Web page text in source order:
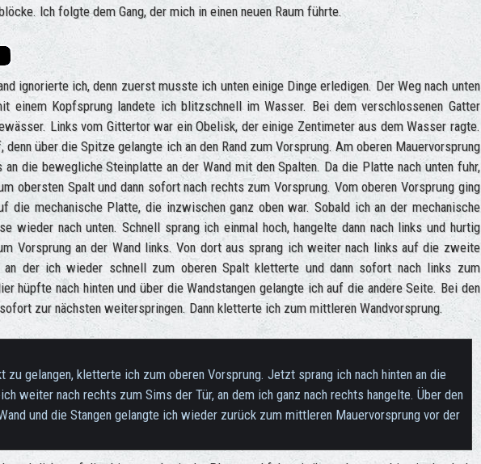
Ich folgte dem Gang, der mich in einen neuen Raum führte.
ignorierte ich, denn zuerst musste ich unten einige Dinge erledigen. Der Weg nach unten
einem Kopfsprung landete ich blitzschnell im Wasser. Bei dem verschlossenen Gatter
Links vom Gittertor war ein Obelisk, der einige Zentimeter aus dem Wasser ragte.
über die Spitze gelangte ich an den Rand zum Vorsprung. Am oberen Mauervorsprung
die bewegliche Steinplatte an der Wand mit den Spalten. Da die Platte nach unten fuhr,
obersten Spalt und dann sofort nach rechts zum Vorsprung. Vom oberen Vorsprung ging
die mechanische Platte, die inzwischen ganz oben war. Sobald ich an der mechanische
wieder nach unten. Schnell sprang ich einmal hoch, hangelte dann nach links und hurtig
Vorsprung an der Wand links. Von dort aus sprang ich weiter nach links auf die zweite
an der ich wieder schnell zum oberen Spalt kletterte und dann sofort nach links zum
hüpfte nach hinten und über die Wandstangen gelangte ich auf die andere Seite. Bei den
zur nächsten weiterspringen. Dann kletterte ich zum mittleren Wandvorsprung.
zu gelangen, kletterte ich zum oberen Vorsprung. Jetzt sprang ich nach hinten an die
weiter nach rechts zum Sims der Tür, an dem ich ganz nach rechts hangelte. Über den
und die Stangen gelangte ich wieder zurück zum mittleren Mauervorsprung vor der